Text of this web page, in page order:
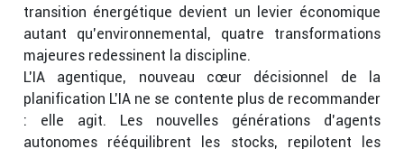
transition énergétique devient un levier économique
autant qu’environnemental, quatre transformations
majeures redessinent la discipline.
L’IA agentique, nouveau cœur décisionnel de la
planification L’IA ne se contente plus de recommander
: elle agit. Les nouvelles générations d’agents
autonomes rééquilibrent les stocks, repilotent les